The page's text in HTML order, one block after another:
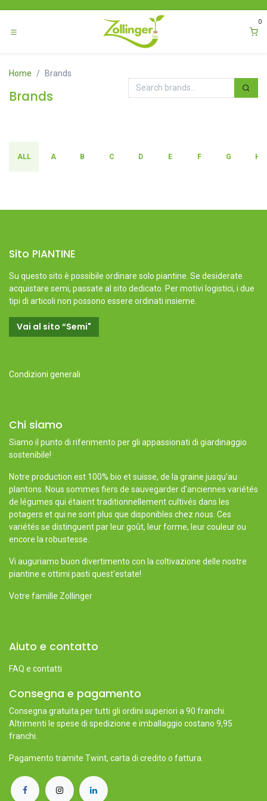
0
Home Brands
Brands
ALL A B C D E F G H
Sito PIANTINE
Su questo sito è possibile ordinare solo piantine. Se desiderate
acquistare semi, passate al sito dedicato. Per motivi logistici, i due
tipi di articoli non possono essere ordinati insieme.
Vai al sito “Semi"
Condizioni generali
Chi siamo
Siamo il punto di riferimento per gli appassionati di giardinaggio
sostenibile!
Notre production est 100% bio et suisse, de la graine jusqu'au
plantons. Nous sommes fiers de sauvegarder d'anciennes variétés
de légumes qui étaient traditionnellement cultivés dans les
potagers et qui ne sont plus que disponibles chez nous. Ces
variétés se distinguent par leur goût, leur forme, leur couleur ou
encore la robustesse.
Vi auguriamo buon divertimento con la coltivazione delle nostre
piantine e ottimi pasti quest'estate!
Votre famille Zollinger
Aiuto e contatto
FAQ e contatti
Consegna e pagamento
Consegna gratuita per tutti gli ordini superiori a 90 franchi.
Altrimenti le spese di spedizione e imballaggio costano 9,95
franchi.
Pagamento tramite Twint, carta di credito o fattura.